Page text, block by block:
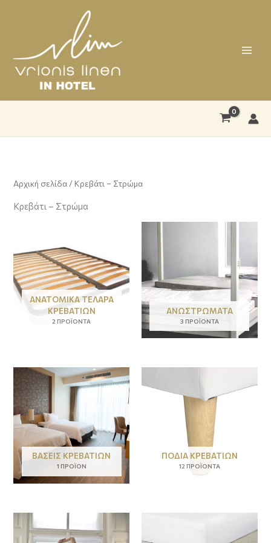
Αρχική σελίδα / Κρεβάτι – Στρώμα
Κρεβάτι – Στρώμα
ΑΝΑΤΟΜΙΚΆ ΤΕΛΆΡΑ
ΚΡΕΒΑΤΙΏΝ
2 ΠΡΟΪΌΝΤΑ
ΑΝΩΣΤΡΏΜΑΤΑ
3 ΠΡΟΪΌΝΤΑ
ΒΆΣΕΙΣ ΚΡΕΒΑΤΙΏΝ
1 ΠΡΟΪΌΝ
ΠΌΔΙΑ ΚΡΕΒΑΤΙΏΝ
12 ΠΡΟΪΌΝΤΑ